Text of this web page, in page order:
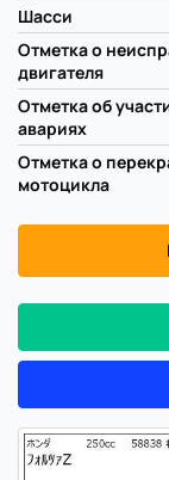
Шасси
Отметка о
двигателя
Отметка об
авариях
Отметка о
мотоцикла